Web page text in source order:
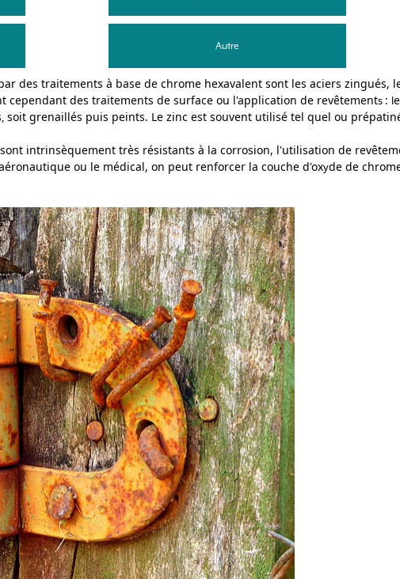
Autre
des traitements à base de chrome hexavalent sont les aciers zingués,
cependant des traitements de surface ou l'application de revêtements : l
soit grenaillés puis peints. Le zinc est souvent utilisé tel quel ou
intrinsèquement très résistants à la corrosion, l'utilisation de
ou le médical, on peut renforcer la couche d'oxyde de